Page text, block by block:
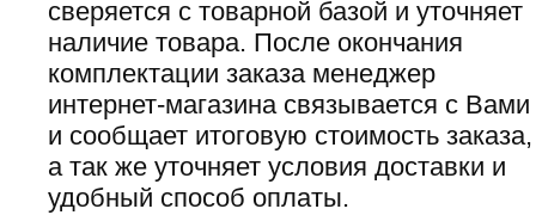
сверяется с товарной базой и уточняет
наличие товара. После окончания
комплектации заказа менеджер
интернет-магазина связывается с Вами
и сообщает итоговую стоимость заказа,
а так же уточняет условия доставки и
удобный способ оплаты.